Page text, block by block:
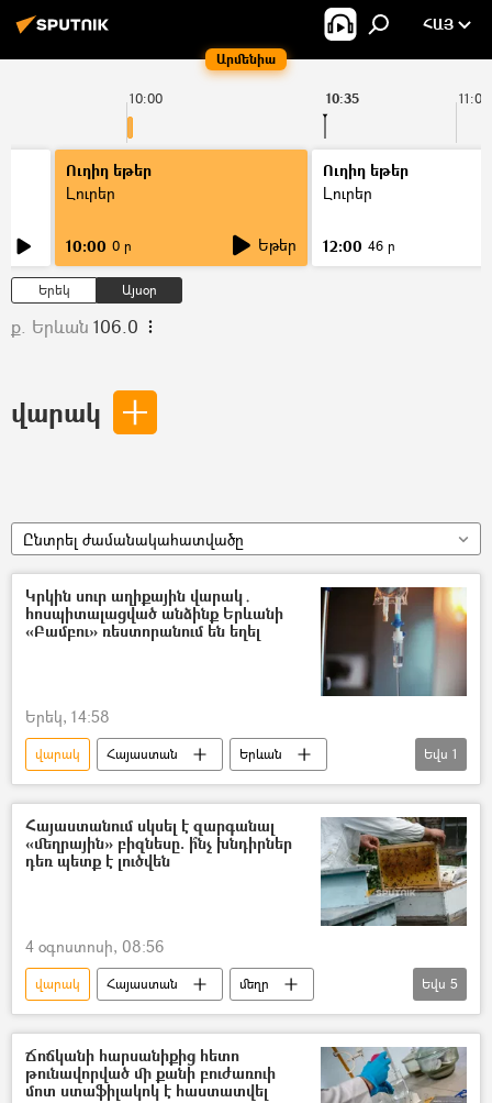
Արմենիա
ՀԱՅ
10:00 11:00
10:35
Ուղիղ եթեր
Լուրեր
10:00 0 ր Եթեր
Ուղիղ եթեր
Լուրեր
12:00 46 ր
Երեկ Այսօր
ք. Երևան 106.0
վարակ
Ընտրել ժամանակահատվածը
Կրկին սուր աղիքային վարակ․
հոսպիտալացված անձինք Երևանի
«Բամբու» ռեստորանում են եղել
Երեկ, 14:58
վարակ Հայաստան
Երևան
Ռեստորան
Եվս 1
Հայաստանում սկսել է զարգանալ
«մեղրային» բիզնեսը. ի՞նչ խնդիրներ
դեռ պետք է լուծվեն
4 օգոստոսի, 08:56
վարակ Հայաստան
մեղր
մեղվաբույծ
փառատոն
ապրանքանիշ
հիվանդություն
Տիգրան Սեդրակյան
Եվս 5
Ճոճկանի հարսանիքից հետո
թունավորված մի քանի բուժառուի
մոտ ստաֆիլակոկ է հաստատվել